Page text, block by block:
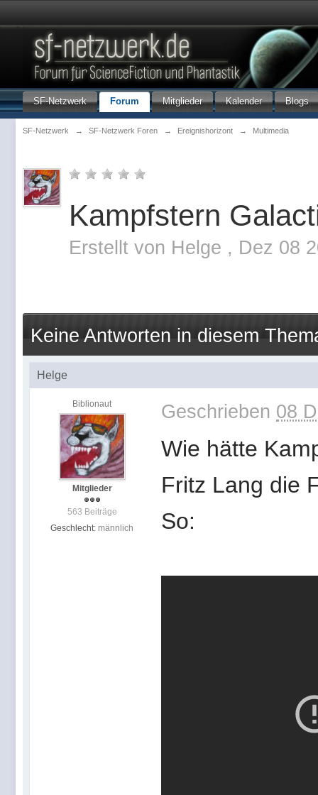
SF-Netzwerk Forum Mitglieder Kalender Blogs
SF-Netzwerk → SF-Netzwerk Foren → Ereignishorizont → Multimedia
Kampfstern
Erstellt von Helge , Dez 08
Keine Antworten in diesem
Helge
Biblionaut
Mitglieder
563 Beiträge
Geschlecht: männlich
Geschrieben 08
Wie hätte
Fritz Lang die
So: